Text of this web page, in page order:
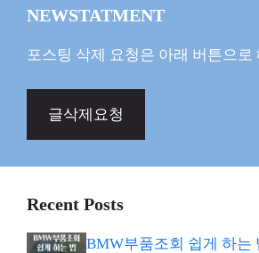
NEWSTATMENT
포스팅 삭제 요청은 아래 버튼으로
글삭제요청
Recent Posts
BMW부품조회 쉽게 하는